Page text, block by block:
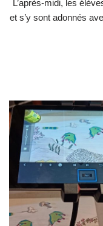
L’après-midi, les
et s’y sont adonnés